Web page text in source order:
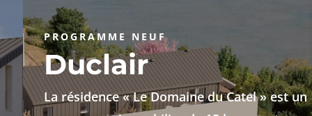
PROGRAMME NEUF
Duclair
La résidence « Le Domaine du Catel » est un